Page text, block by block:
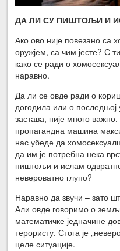
ДА ЛИ СУ ПИШТОЉИ И
Ако ово није повезано са
оружјем, са чим јесте? С
како се ради о
наравно.
Да ли се овде ради о
догодила или о последњој
застава, није много
пропагандна машина
нас убеде да
да им је потребна нека
пиштољи и ислам
невероватно глупо?
Наравно да звучи – зато
Али овде говоримо о
математичке једначине
терористу. Стога је
целе ситуације.